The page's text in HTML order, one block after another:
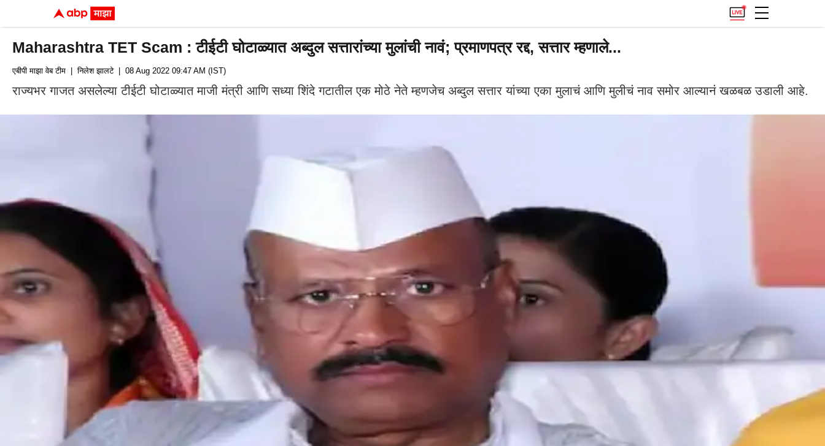
Maharashtra TET Scam : टीईटी घोटाळ्यात अब्दुल सत्तारांच्या मुलांची नावं; प्रमाणपत्र रद्द, सत्तार म्हणाले...
एबीपी माझा वेब टीम | निलेश झालटे| 08 Aug 2022 09:47 AM (IST)
राज्यभर गाजत असलेल्या टीईटी घोटाळ्यात माजी मंत्री आणि सध्या शिंदे गटातील एक मोठे नेते म्हणजेच अब्दुल सत्तार यांच्या एका मुलाचं आणि मुलीचं नाव समोर आल्यानं खळबळ उडाली आहे.